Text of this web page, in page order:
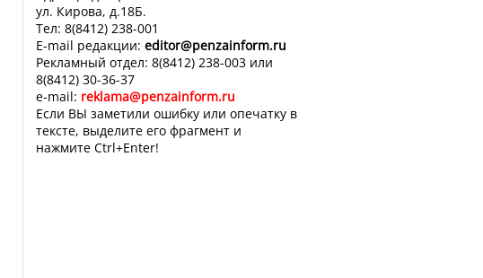
ул. Кирова, д.18Б.
Тел: 8(8412) 238-001
E-mail редакции: editor@penzainform.ru
Рекламный отдел: 8(8412) 238-003 или
8(8412) 30-36-37
e-mail: reklama@penzainform.ru
Если ВЫ заметили ошибку или опечатку в
тексте, выделите его фрагмент и
нажмите Ctrl+Enter!